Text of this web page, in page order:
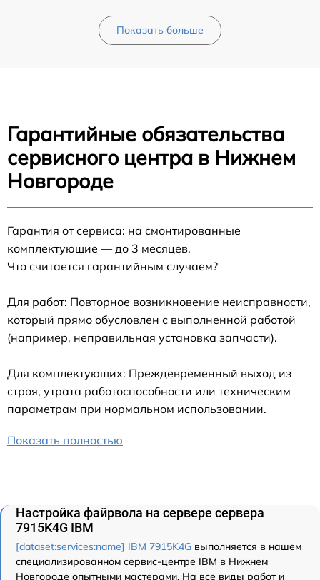
Показать больше
Гарантийные обязательства
сервисного центра в Нижнем
Новгороде
Гарантия от сервиса: на смонтированные
комплектующие — до 3 месяцев.
Что считается гарантийным случаем?
Для работ: Повторное возникновение неисправности,
который прямо обусловлен с выполненной работой
(например, неправильная установка запчасти).
Для комплектующих: Преждевременный выход из
строя, утрата работоспособности или техническим
параметрам при нормальном использовании.
Показать полностью
Настройка файрвола на сервере сервера
7915K4G IBM
[dataset:services:name] IBM 7915K4G выполняется в нашем
специализированном сервис-центре IBM в Нижнем
Новгороде опытными мастерами. На все виды работ и